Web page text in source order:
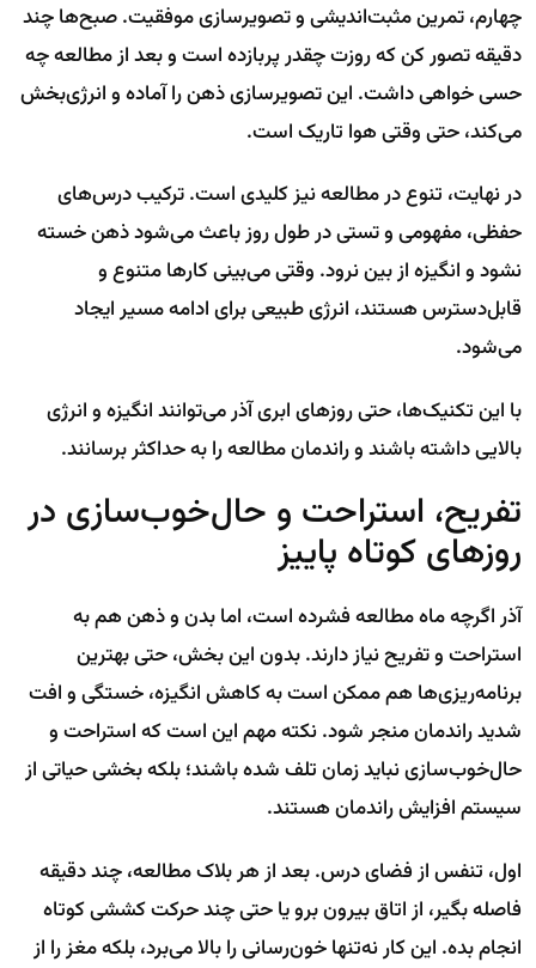
چهارم، تمرین مثبت‌اندیشی و تصویرسازی موفقیت. صبح‌ها چند
دقیقه تصور کن که روزت چقدر پربازده است و بعد از مطالعه چه
حسی خواهی داشت. این تصویرسازی ذهن را آماده و انرژی‌بخش
می‌کند، حتی وقتی هوا تاریک است.
در نهایت، تنوع در مطالعه نیز کلیدی است. ترکیب درس‌های
حفظی، مفهومی و تستی در طول روز باعث می‌شود ذهن خسته
نشود و انگیزه از بین نرود. وقتی می‌بینی کارها متنوع و
قابل‌دسترس هستند، انرژی طبیعی برای ادامه مسیر ایجاد
می‌شود.
با این تکنیک‌ها، حتی روزهای ابری آذر می‌توانند انگیزه و انرژی
بالایی داشته باشند و راندمان مطالعه را به حداکثر برسانند.
تفریح، استراحت و حال‌خوب‌سازی در
روزهای کوتاه پاییز
آذر اگرچه ماه مطالعه فشرده است، اما بدن و ذهن هم به
استراحت و تفریح نیاز دارند. بدون این بخش، حتی بهترین
برنامه‌ریزی‌ها هم ممکن است به کاهش انگیزه، خستگی و افت
شدید راندمان منجر شود. نکته مهم این است که استراحت و
حال‌خوب‌سازی نباید زمان تلف شده باشند؛ بلکه بخشی حیاتی از
سیستم افزایش راندمان هستند.
اول، تنفس از فضای درس. بعد از هر بلاک مطالعه، چند دقیقه
فاصله بگیر، از اتاق بیرون برو یا حتی چند حرکت کششی کوتاه
انجام بده. این کار نه‌تنها خون‌رسانی را بالا می‌برد، بلکه مغز را از